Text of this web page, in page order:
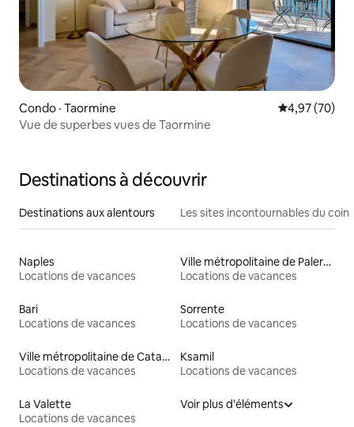
Condo · Taormine Note
4,97 (70)
Vue de superbes vues de Taormine
Destinations à découvrir
Destinations aux alentours Les sites incontournables du coin
Naples
Locations de vacances
Ville métropolitaine de Palerme
Locations de vacances
Bari
Locations de vacances
Sorrente
Locations de vacances
Ville métropolitaine de Catane
Locations de vacances
Ksamil
Locations de vacances
La Valette
Locations de vacances
Voir plus d'éléments